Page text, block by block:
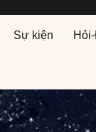
Sự kiện